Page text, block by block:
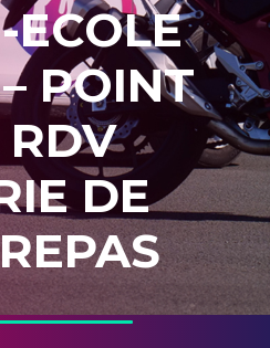
ECOLE
POINT
DE